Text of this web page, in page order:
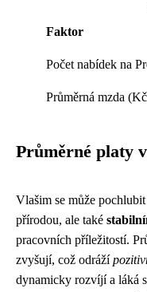
Faktor
Počet nabídek na
Průměrná mzda
Průměrné platy
Vlašim se může
přírodou, ale také
pracovních příležitostí.
zvyšují, což odráží
dynamicky rozvíjí a láká